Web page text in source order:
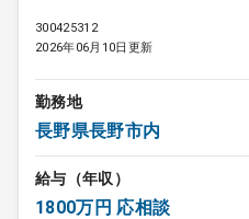
300425312
2026年06月10日更新
勤務地
長野県長野市内
給与（年収）
1800万円 応相談